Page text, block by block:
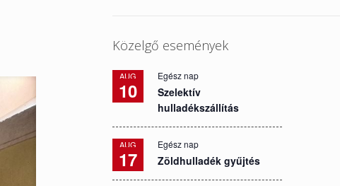
Közelgő események
AUG
10
Egész nap
Szelektív
hulladékszállítás
AUG
17
Egész nap
Zöldhulladék gyűjtés